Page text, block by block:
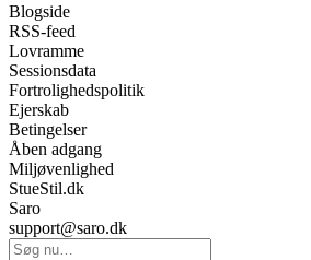
Blogside
RSS-feed
Lovramme
Sessionsdata
Fortrolighedspolitik
Ejerskab
Betingelser
Åben adgang
Miljøvenlighed
StueStil.dk
Saro
support@saro.dk